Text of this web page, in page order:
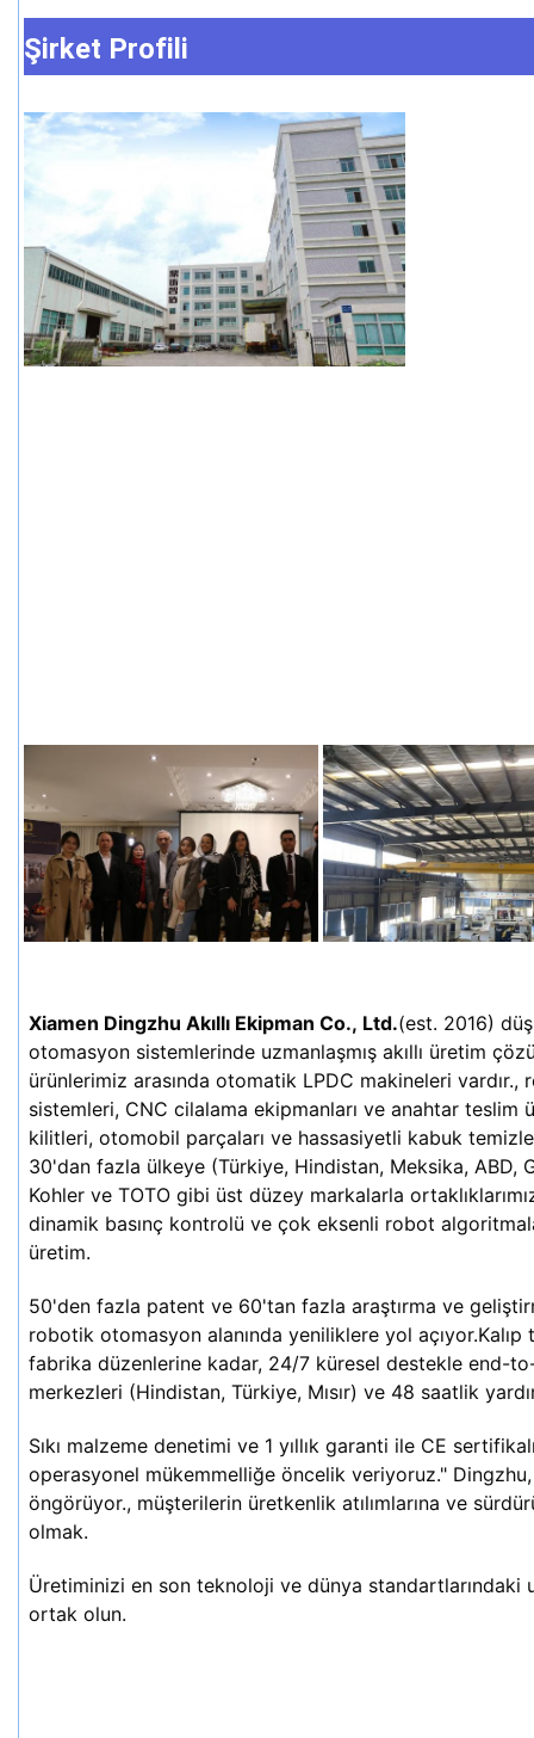
Şirket Profili
Xiamen Dingzhu Akıllı Ekipman Co., Ltd.(est. 2016)
otomasyon sistemlerinde uzmanlaşmış akıllı üretim
ürünlerimiz arasında otomatik LPDC makineleri
sistemleri, CNC cilalama ekipmanları ve anahtar teslim
kilitleri, otomobil parçaları ve hassasiyetli kabuk
30'dan fazla ülkeye (Türkiye, Hindistan, Meksika, ABD,
Kohler ve TOTO gibi üst düzey markalarla
dinamik basınç kontrolü ve çok eksenli robot
üretim.
50'den fazla patent ve 60'tan fazla araştırma ve
robotik otomasyon alanında yeniliklere yol açıyor.Kalıp
fabrika düzenlerine kadar, 24/7 küresel destekle end-
merkezleri (Hindistan, Türkiye, Mısır) ve 48 saatlik
Sıkı malzeme denetimi ve 1 yıllık garanti ile CE
operasyonel mükemmelliğe öncelik veriyoruz."
öngörüyor., müşterilerin üretkenlik atılımlarına ve
olmak.
Üretiminizi en son teknoloji ve dünya standartlarındaki
ortak olun.